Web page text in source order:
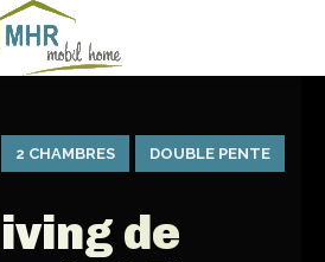
2 CHAMBRES DOUBLE PENTE
de